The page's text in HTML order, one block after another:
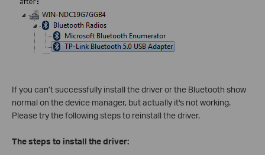
If you can’t successfully install the driver or the Bluetooth show
normal on the device manager, but actually it's not working.
Please try the following steps to reinstall the driver.
The steps to install the driver: